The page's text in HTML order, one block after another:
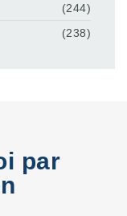
(244)
(238)
par